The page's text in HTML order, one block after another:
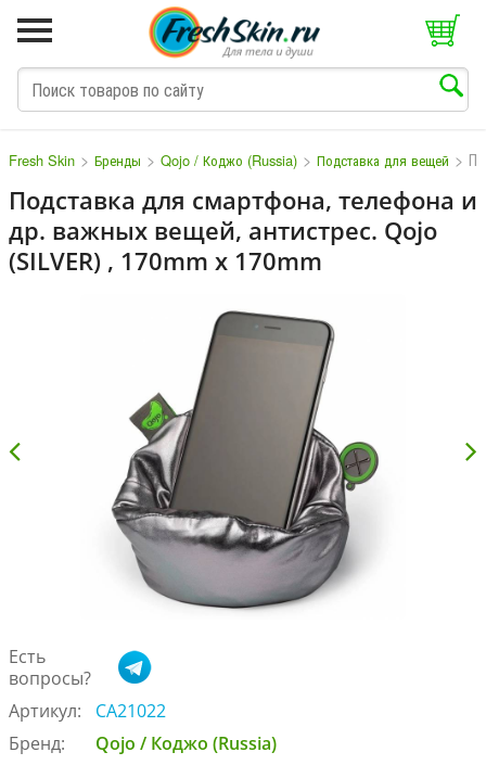
Fresh Skin > Бренды > Qojo / Коджо (Russia) > Подставка для вещей >
Подставка для смартфона, телефона и
др. важных вещей, антистрес. Qojo
(SILVER) , 170mm x 170mm
Есть
вопросы?
Артикул:
CA21022
Бренд:
Qojo / Коджо (Russia)
M N O P Q S T V